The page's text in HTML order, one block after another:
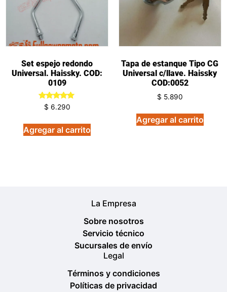
Set espejo redondo
Universal. Haissky. COD:
0109
Valorado
en
de 5
$ 6.290
Agregar al carrito
Tapa de estanque Tipo CG
Universal c/llave. Haissky
COD:0052
$ 5.890
Agregar al carrito
La Empresa
Sobre nosotros
Servicio técnico
Sucursales de envío
Legal
Términos y condiciones
Políticas de privacidad